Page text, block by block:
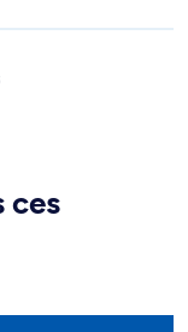
ces